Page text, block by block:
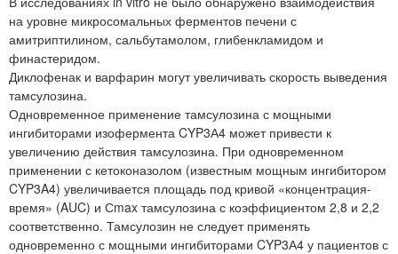
на уровне микросомальных ферментов печени с
амитриптилином, сальбутамолом, глибенкламидом и
финастеридом.
Диклофенак и варфарин могут увеличивать скорость выведения
тамсулозина.
Одновременное применение тамсулозина с мощными
ингибиторами изофермента CYP3А4 может привести к
увеличению действия тамсулозина. При одновременном
применении с кетоконазолом (известным мощным ингибитором
CYP3A4) увеличивается площадь под кривой «концентрация-
время» (AUC) и Сmax тамсулозина с коэффициентом 2,8 и 2,2
соответственно. Тамсулозин не следует применять
одновременно с мощными ингибиторами CYP3А4 у пациентов с